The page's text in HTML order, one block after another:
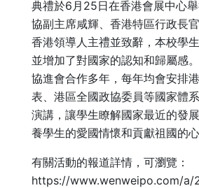
典禮於6月25日在香港會展中心
協副主席咸輝、香港特區行政長
香港領導人主禮並致辭，本校學
並增加了對國家的認知和歸屬感
協進會合作多年，每年均會安排
表、港區全國政協委員等國家體
演講，讓學生瞭解國家最近的發
養學生的愛國情懷和貢獻祖國的心
有關活動的報道詳情，可瀏覽：
https://www.wenweipo.com/